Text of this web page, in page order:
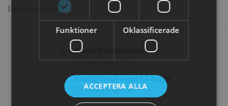
Inga kategorier
Gratis fraktalternativ
Vid köp över 499 kr
Smidig retur inom 14 dagar
14 dagars ångerrätt
Köp
659.00 kr
Info
Funktioner Oklassificerade
ACCEPTERA ALLA